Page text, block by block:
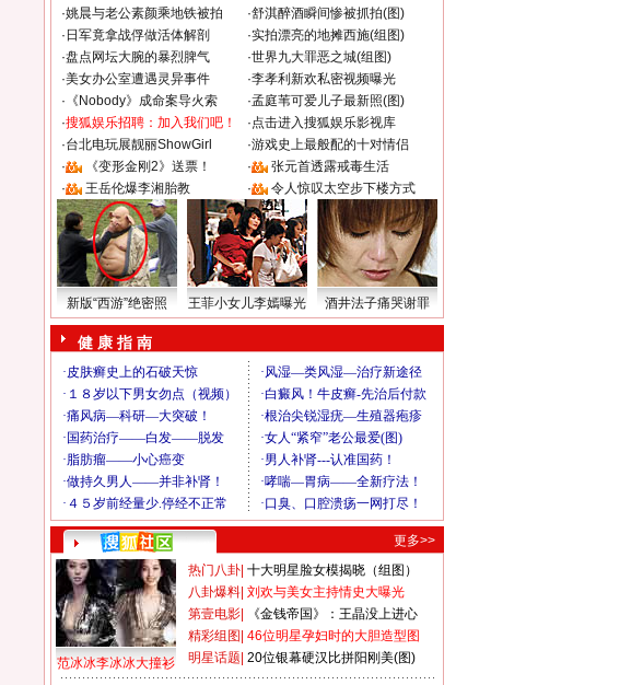
·姚晨与老公素颜乘地铁被拍 ·舒淇醉酒瞬间惨被抓拍(图)
· 日军竟拿战俘做活体解剖 ·实拍漂亮的地摊西施(组图)
·盘点网坛大腕的暴烈脾气 ·世界九大罪恶之城(组图)
·美女办公室遭遇灵异事件 ·李孝利新欢私密视频曝光
· 《Nobody》成命案导火索 ·孟庭苇可爱儿子最新照(图)
·搜狐娱乐招聘：加入我们吧！ ·点击进入搜狐娱乐影视库
·台北电玩展靓丽ShowGirl ·游戏史上最般配的十对情侣
·
《变形金刚2》送票！ ·
张元首透露戒毒生活
·
王岳伦爆李湘胎教 · 令人惊叹太空步下楼方式
新版“西游”绝密照 王菲小女儿李嫣曝光 酒井法子痛哭谢罪
健 康 指 南
更多>>
范冰冰李冰冰大撞衫
热门八卦 十大明星脸女模揭晓（组图）
八卦爆料 刘欢与美女主持情史大曝光
第壹电影
《金钱帝国》：王晶没上进心
精彩组图 46位明星孕妇时的大胆造型图
明星话题 20位银幕硬汉比拼阳刚美(图)